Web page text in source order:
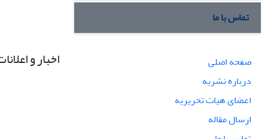
تماس با ما
صفحه اصلی
درباره نشریه
اعضای هیات تحریریه
ارسال مقاله
اخبار و